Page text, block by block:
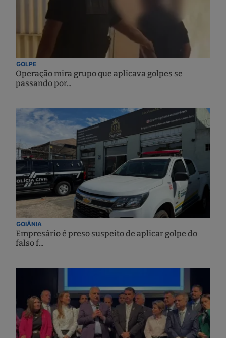
GOLPE
Operação mira grupo que aplicava golpes se
passando por...
GOIÂNIA
Empresário é preso suspeito de aplicar golpe do
falso f...